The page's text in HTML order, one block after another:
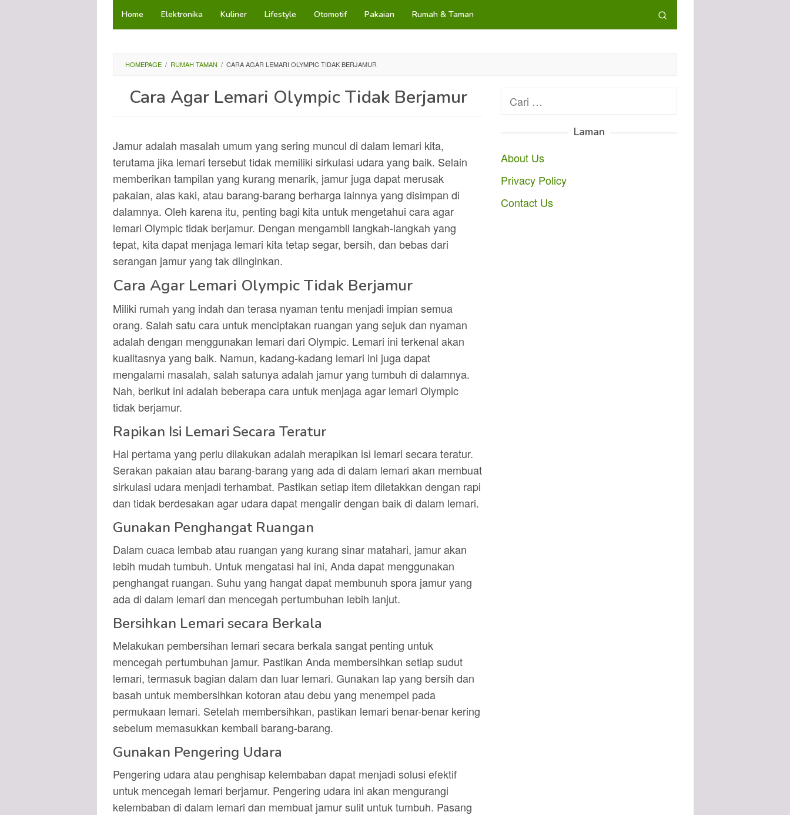
LoncatHome Elektronika Kuliner Lifestyle Otomotif Pakaian Rumah & Taman
HOMEPAGE / RUMAH TAMAN / CARA AGAR LEMARI OLYMPIC TIDAK BERJAMUR
Cara Agar Lemari Olympic Tidak Berjamur
Jamur adalah masalah umum yang sering muncul di dalam lemari kita,
terutama jika lemari tersebut tidak memiliki sirkulasi udara yang baik. Selain
memberikan tampilan yang kurang menarik, jamur juga dapat merusak
pakaian, alas kaki, atau barang-barang berharga lainnya yang disimpan di
dalamnya. Oleh karena itu, penting bagi kita untuk mengetahui cara agar
lemari Olympic tidak berjamur. Dengan mengambil langkah-langkah yang
tepat, kita dapat menjaga lemari kita tetap segar, bersih, dan bebas dari
serangan jamur yang tak diinginkan.
Cara Agar Lemari Olympic Tidak Berjamur
Miliki rumah yang indah dan terasa nyaman tentu menjadi impian semua
orang. Salah satu cara untuk menciptakan ruangan yang sejuk dan nyaman
adalah dengan menggunakan lemari dari Olympic. Lemari ini terkenal akan
kualitasnya yang baik. Namun, kadang-kadang lemari ini juga dapat
mengalami masalah, salah satunya adalah jamur yang tumbuh di dalamnya.
Nah, berikut ini adalah beberapa cara untuk menjaga agar lemari Olympic
tidak berjamur.
Rapikan Isi Lemari Secara Teratur
Hal pertama yang perlu dilakukan adalah merapikan isi lemari secara teratur.
Serakan pakaian atau barang-barang yang ada di dalam lemari akan membuat
sirkulasi udara menjadi terhambat. Pastikan setiap item diletakkan dengan rapi
dan tidak berdesakan agar udara dapat mengalir dengan baik di dalam lemari.
Gunakan Penghangat Ruangan
Dalam cuaca lembab atau ruangan yang kurang sinar matahari, jamur akan
lebih mudah tumbuh. Untuk mengatasi hal ini, Anda dapat menggunakan
penghangat ruangan. Suhu yang hangat dapat membunuh spora jamur yang
ada di dalam lemari dan mencegah pertumbuhan lebih lanjut.
Bersihkan Lemari secara Berkala
Melakukan pembersihan lemari secara berkala sangat penting untuk
mencegah pertumbuhan jamur. Pastikan Anda membersihkan setiap sudut
lemari, termasuk bagian dalam dan luar lemari. Gunakan lap yang bersih dan
basah untuk membersihkan kotoran atau debu yang menempel pada
permukaan lemari. Setelah membersihkan, pastikan lemari benar-benar kering
sebelum memasukkan kembali barang-barang.
Gunakan Pengering Udara
Pengering udara atau penghisap kelembaban dapat menjadi solusi efektif
untuk mencegah lemari berjamur. Pengering udara ini akan mengurangi
kelembaban di dalam lemari dan membuat jamur sulit untuk tumbuh. Pasang
Cari
Laman
About Us
Privacy Policy
Contact Us